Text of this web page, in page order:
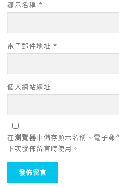
顯示名稱 *
電子郵件地址 *
個人網站網址
在瀏覽器中儲存顯示名稱、電子郵
下次發佈留言時使用。